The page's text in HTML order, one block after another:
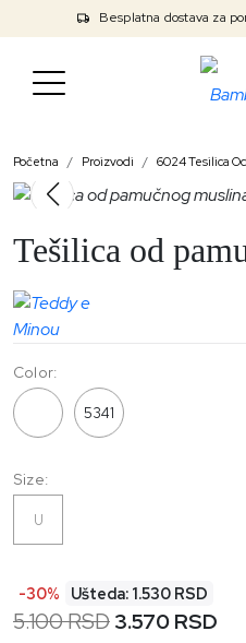
Besplatna dostava za
Početna Proizvodi 6024 Tesilica
Tešilica od
Size:
U
Color:
5341
-30% Ušteda: 1.530 RSD
5.100 RSD3.570 RSD